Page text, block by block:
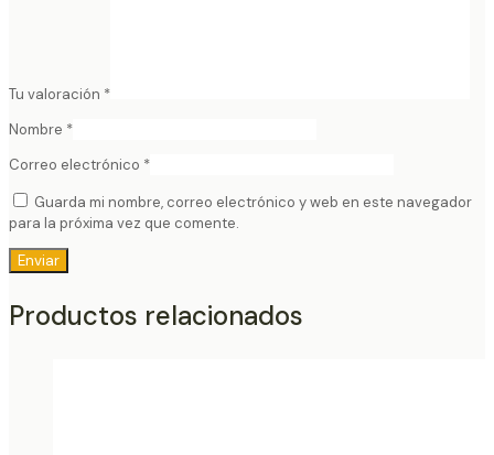
Tu valoración *
Nombre *
Correo electrónico *
Guarda mi nombre, correo electrónico y web en este navegador
para la próxima vez que comente.
Productos relacionados